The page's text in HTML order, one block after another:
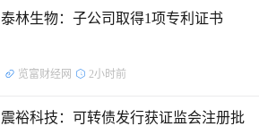
泰林生物：子公司取得1项专利证书
览富财经网 2小时前
震裕科技：可转债发行获证监会注册批